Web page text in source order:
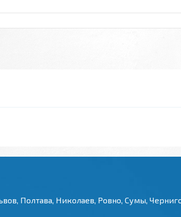
Полтава, Николаев, Ровно, Сумы,